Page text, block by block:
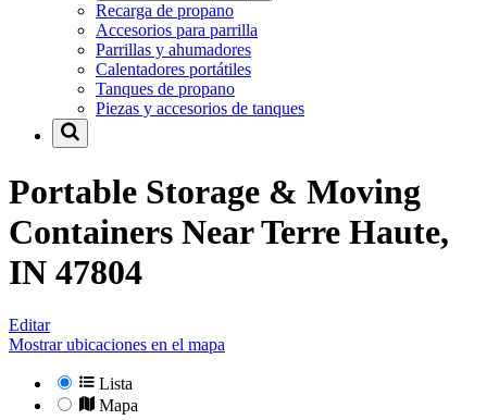
Recarga de propano
Accesorios para parrilla
Parrillas y ahumadores
Calentadores portátiles
Tanques de propano
Piezas y accesorios de tanques
Portable Storage & Moving
Containers NearTerre Haute,
IN 47804
Editar
Mostrar ubicaciones en el mapa
Lista
Mapa